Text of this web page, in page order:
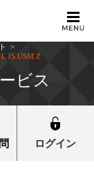
>
L IS USM Z
ビス
ログイン